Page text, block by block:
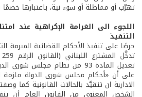
تهرّب أو مماطلة أو سوء نية، باعتبارها
اللجوء الى الغرامة الإكراهية عند
التنفيذ
حرصًا على تنفيذ الأحكام القضائية المبرمة
تعديل المادة 93 من نظام مجلس
على أن «أحكام مجلس شورى الدولة ملزمة
الادارية ان تتقيَّد بالحالات القانونية كما
الشخص المعنوي من القانون العام أن